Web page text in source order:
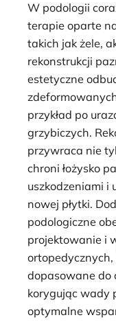
W podologii
terapie oparte
takich jak żele,
rekonstrukcji
estetyczne
przykład po
grzybiczych.
przywraca nie
chroni łożysko
uszkodzeniami i
nowej płytki.
podologiczne
projektowanie i
dopasowane do
korygując wady
optymalne